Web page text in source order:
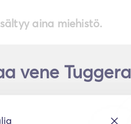
aina miehistö.
vene